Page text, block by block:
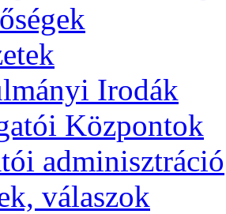
Irodák
Központok
adminisztráció
válaszok